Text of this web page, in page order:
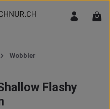
Wobbler
5 SternenFlashy